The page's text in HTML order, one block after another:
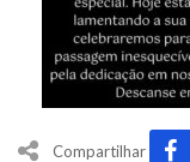
Compartilhar